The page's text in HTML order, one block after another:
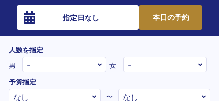
指定日なし 本日の予約
人数を指定
男
女
予算指定
〜